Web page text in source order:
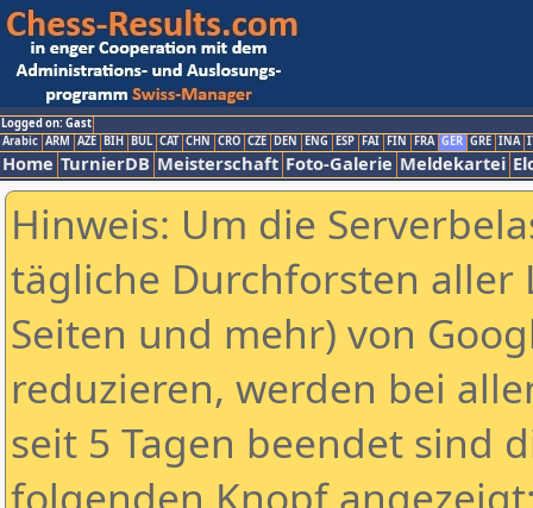
Logged on: Gast
Arabic ARM AZE BIH BUL CAT CHN CRO CZE DEN ENG ESP FAI FIN FRA GER GRE INA
Home TurnierDB Meisterschaft Foto-Galerie Meldekartei
Hinweis: Um die
tägliche Durchforsten aller
Seiten und mehr) von
reduzieren, werden bei
seit 5 Tagen beendet sind